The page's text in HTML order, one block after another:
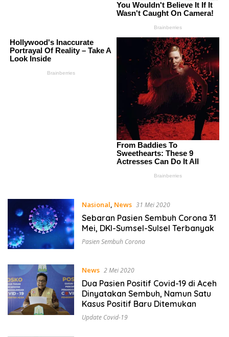
Nasional, News 31 Mei 2020
Sebaran Pasien Sembuh Corona 31
Mei, DKI-Sumsel-Sulsel Terbanyak
Pasien Sembuh Corona
News 2 Mei 2020
Dua Pasien Positif Covid-19 di Aceh
Dinyatakan Sembuh, Namun Satu
Kasus Positif Baru Ditemukan
Update Covid-19